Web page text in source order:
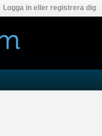
Logga in eller registrera dig